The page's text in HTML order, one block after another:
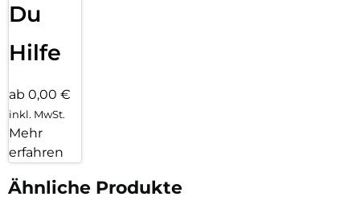
Du
Hilfe
ab 0,00 €
inkl. MwSt.
Mehr
erfahren
Ähnliche Produkte